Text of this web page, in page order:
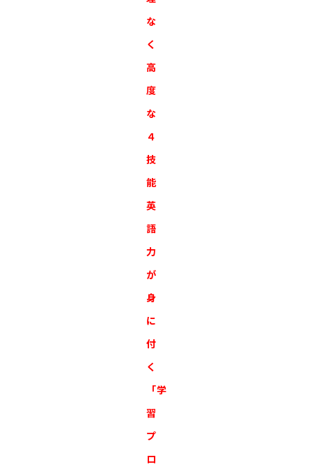
な
く
高
度
な
４
技
能
英
語
力
が
身
に
付
く
「学
習
プ
ロ